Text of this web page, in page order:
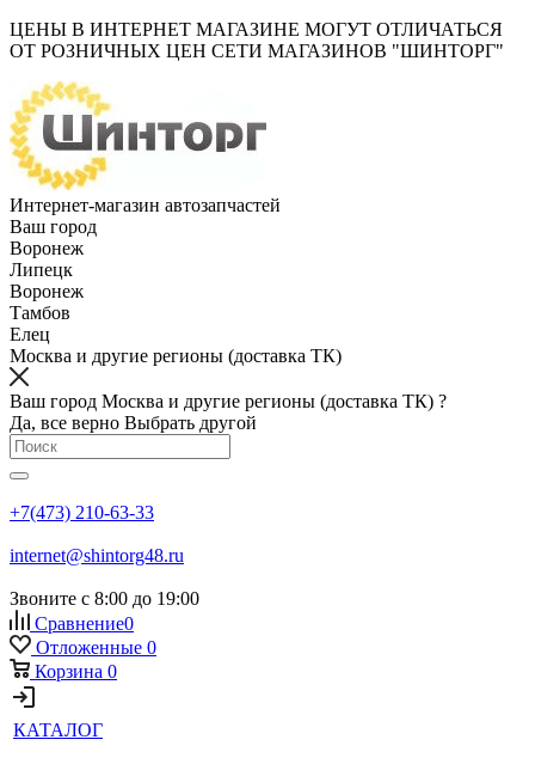
ЦЕНЫ В ИНТЕРНЕТ МАГАЗИНЕ МОГУТ ОТЛИЧАТЬСЯ
ОТ РОЗНИЧНЫХ ЦЕН СЕТИ МАГАЗИНОВ "ШИНТОРГ"
Интернет-магазин автозапчастей
Ваш город
Воронеж
Липецк
Воронеж
Тамбов
Елец
Москва и другие регионы (доставка ТК)
Ваш город Москва и другие регионы (доставка ТК) ?
Да, все верно Выбрать другой
+7(473) 210-63-33
internet@shintorg48.ru
Звоните с 8:00 до 19:00
Сравнение0
Отложенные 0
Корзина 0
КАТАЛОГ